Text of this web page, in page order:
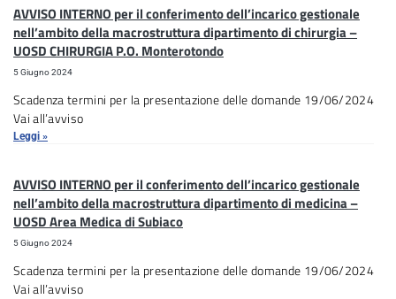
AVVISO INTERNO per il conferimento dell’incarico gestionale
nell’ambito della macrostruttura dipartimento di chirurgia –
UOSD CHIRURGIA P.O. Monterotondo
5 Giugno 2024
Scadenza termini per la presentazione delle domande 19/06/2024
Vai all’avviso
Leggi »
AVVISO INTERNO per il conferimento dell’incarico gestionale
nell’ambito della macrostruttura dipartimento di medicina –
UOSD Area Medica di Subiaco
5 Giugno 2024
Scadenza termini per la presentazione delle domande 19/06/2024
Vai all’avviso